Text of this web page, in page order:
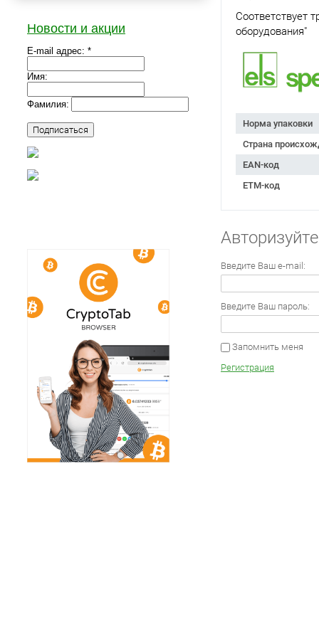
Новости и акции
E-mail адрес: *
Имя:
Фамилия:
Соответствует
оборудования"
Норма упаковки
Страна
EAN-код
ETM-код
Введите Ваш e-mail:
Введите Ваш пароль:
Запомнить меня
Регистрация